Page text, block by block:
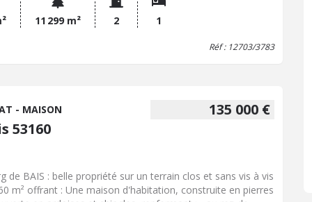
11 299 m² 2 1
Réf : 12703/3783
135 000 €
- MAISON
53160
de BAIS : belle propriété sur un terrain clos et sans vis à vis
m² offrant : Une maison d'habitation, construite en pierres